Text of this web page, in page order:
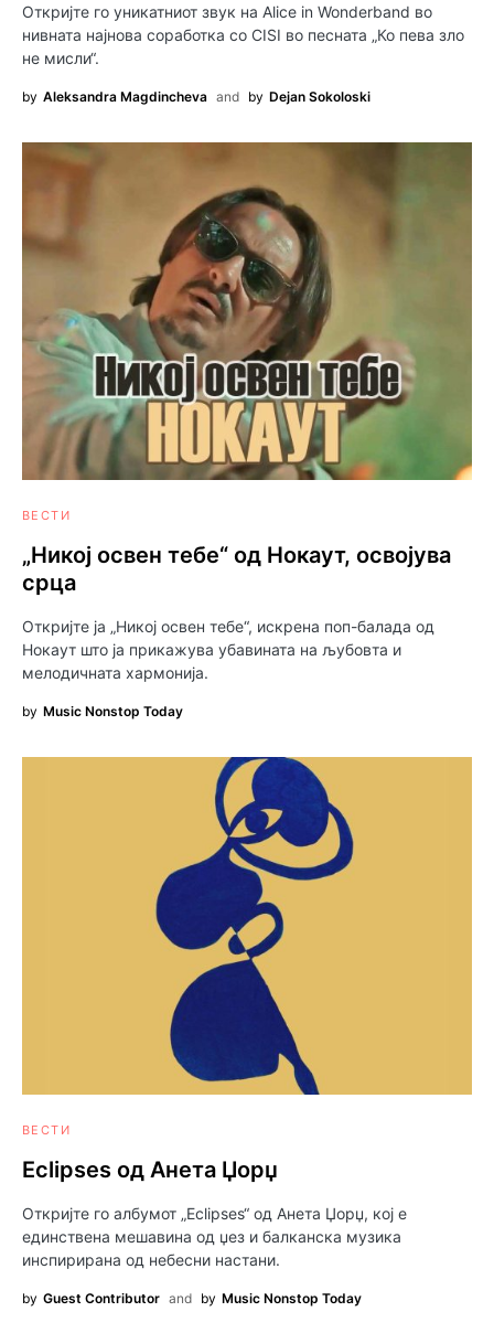
Откријте го уникатниот звук на Alice in Wonderband во
нивната најнова соработка со CISI во песната „Ко пева зло
не мисли“.
by Aleksandra Magdincheva and by Dejan Sokoloski
ВЕСТИ
„Никој освен тебе“ од Нокаут, освојува
срца
Откријте ја „Никој освен тебе“, искрена поп-балада од
Нокаут што ја прикажува убавината на љубовта и
мелодичната хармонија.
by Music Nonstop Today
ВЕСТИ
Eclipses од Анета Џорџ
Откријте го албумот „Eclipses“ од Анета Џорџ, кој е
единствена мешавина од џез и балканска музика
инспирирана од небесни настани.
by Guest Contributor and by Music Nonstop Today